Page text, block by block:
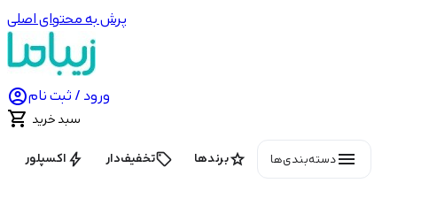
پرش به محتوای اصلی
ورود / ثبت نام
 سبد خرید
menuدسته‌بندی‌ها starبرندها local_offerتخفیف‌دار boltاکسپلور